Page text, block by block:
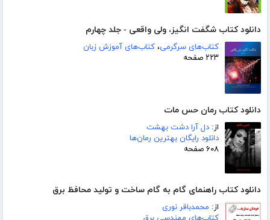
دانلود کتاب شگفت انگیز، ولی واقعی - جلد چهارم
کتاب‌های سرگرمی، کتاب‌های آموزش زبان
۲۲۳ صفحه
دانلود کتاب رمان حس مات
از: دل آرا دشت بهشت
دانلود رایگان بهترین رمان‌ها
۶۰۸ صفحه
دانلود کتاب راهنمای گام به گام ساخت و تولید محافظ برق
از: محمدباقر نوری